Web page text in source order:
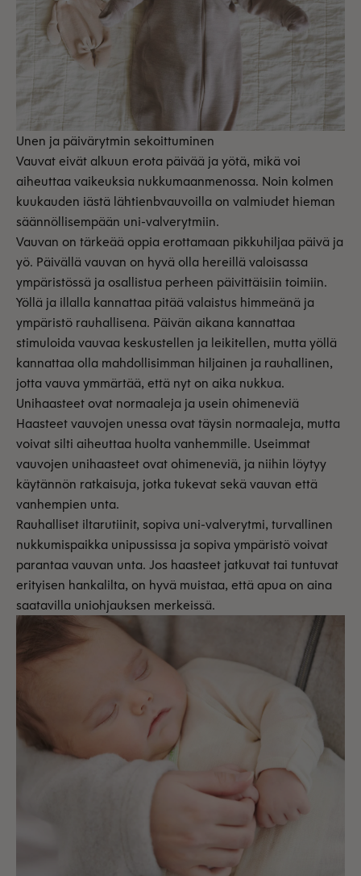
Unen ja päivärytmin sekoittuminen
Vauvat eivät alkuun erota päivää ja yötä, mikä voi
aiheuttaa vaikeuksia nukkumaanmenossa. Noin kolmen
kuukauden iästä lähtienbvauvoilla on valmiudet hieman
säännöllisempään uni-valverytmiin.
Vauvan on tärkeää oppia erottamaan pikkuhiljaa päivä ja
yö. Päivällä vauvan on hyvä olla hereillä valoisassa
ympäristössä ja osallistua perheen päivittäisiin toimiin.
Yöllä ja illalla kannattaa pitää valaistus himmeänä ja
ympäristö rauhallisena. Päivän aikana kannattaa
stimuloida vauvaa keskustellen ja leikitellen, mutta yöllä
kannattaa olla mahdollisimman hiljainen ja rauhallinen,
jotta vauva ymmärtää, että nyt on aika nukkua.
Unihaasteet ovat normaaleja ja usein ohimeneviä
Haasteet vauvojen unessa ovat täysin normaaleja, mutta
voivat silti aiheuttaa huolta vanhemmille. Useimmat
vauvojen unihaasteet ovat ohimeneviä, ja niihin löytyy
käytännön ratkaisuja, jotka tukevat sekä vauvan että
vanhempien unta.
Rauhalliset iltarutiinit, sopiva uni-valverytmi, turvallinen
nukkumispaikka unipussissa ja sopiva ympäristö voivat
parantaa vauvan unta. Jos haasteet jatkuvat tai tuntuvat
erityisen hankalilta, on hyvä muistaa, että apua on aina
saatavilla uniohjauksen merkeissä.